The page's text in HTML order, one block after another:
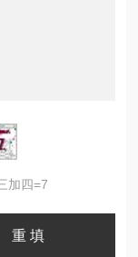
加四=7